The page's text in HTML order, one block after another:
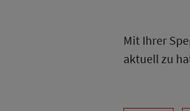
Mit Ihrer
aktuell zu